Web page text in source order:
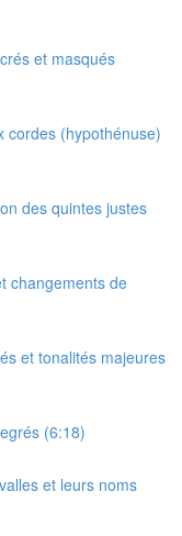
et masqués
cordes (hypothénuse)
des quintes justes
changements de
et tonalités majeures
(6:18)
et leurs noms